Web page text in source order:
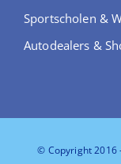
Sportscholen &
Autodealers &
© Copyright 2016